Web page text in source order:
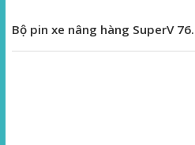
Bộ pin xe nâng hàng SuperV